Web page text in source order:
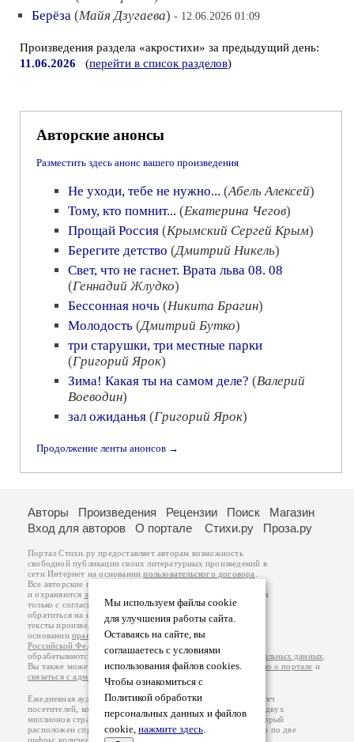
Берёза (Майя Дзугаева) - 12.06.2026 01:09
Произведения раздела «акростихи» за предыдущий день:
11.06.2026 (перейти в список разделов)
Авторские анонсы
Разместить здесь анонс вашего произведения
Не уходи, тебе не нужно... (Абель Алексей)
Тому, кто помнит... (Екатерина Чегов)
Прощай Россия (Крымский Сергей Крым)
Берегите детство (Дмитрий Никель)
Свет, что не гаснет. Врата льва 08. 08
(Геннадий Жлудко)
Бессонная ночь (Никита Брагин)
Молодость (Дмитрий Бутко)
три старушки, три местные парки
(Григорий Ярок)
Зима! Какая ты на самом деле? (Валерий
Воеводин)
зал ожиданья (Григорий Ярок)
Продолжение ленты анонсов →
Мы используем файлы cookie
для улучшения работы сайта.
Оставаясь на сайте, вы
соглашаетесь с условиями
использования файлов cookies.
Чтобы ознакомиться с
Политикой обработки
персональных данных и файлов
cookie, нажмите здесь.
Авторы Произведения Рецензии Поиск
Магазин
Вход для авторов
О портале Стихи.ру Проза.ру
Портал Стихи.ру предоставляет авторам возможность
свободной публикации своих литературных произведений в
сети Интернет на основаниипользовательского договора
Все авторские права на произведения принадлежат авторам
и охраняются законом
. Перепечатка произведений возможна
только с согласия его автора, к которому вы можете
обратиться на его авторской странице. Ответственность за
тексты произведений авторы несут самостоятельно на
основанииправил публикацииизаконодательства
Российской Федерации
обрабатываются на основанииПолитики обработки персональных данных
Вы также можете посмотреть более подробнуюинформацию о портале и
связаться с администрацией
Ежедневная аудитория портала Стихи.ру – порядка 200 тысяч
посетителей, которые в общей сумме просматривают более двух
миллионов страниц по данным счетчика посещаемости, который
расположен справа от этого текста. В каждой графе указано по две
цифры: количество просмотров и количество посетителей.